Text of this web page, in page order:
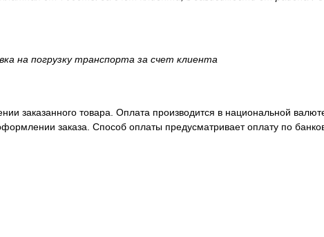
на погрузку транспорта за счет клиента
заказанного товара. Оплата производится в национальной
заказа. Способ оплаты предусматривает оплату по